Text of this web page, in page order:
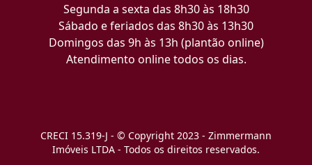
Segunda a sexta das 8h30 às 18h30
Sábado e feriados das 8h30 às 13h30
Domingos das 9h às 13h (plantão online)
Atendimento online todos os dias.
CRECI 15.319-J - © Copyright 2023 - Zimmermann
Imóveis LTDA - Todos os direitos reservados.